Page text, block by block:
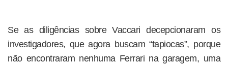
Se as diligências sobre Vaccari decepcionaram os
investigadores, que agora buscam “tapiocas”, porque
não encontraram nenhuma Ferrari na garagem, uma